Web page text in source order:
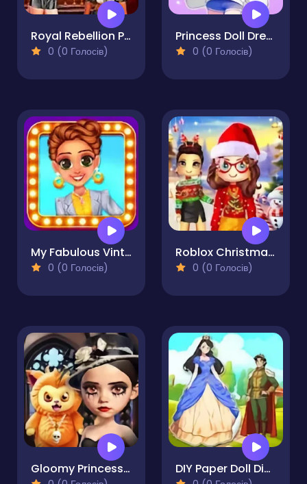
Royal Rebellion Punk Magic
0 (0 Голосів)
Princess Doll Dress Up Beauty
0 (0 Голосів)
My Fabulous Vintage Look
0 (0 Голосів)
Roblox Christmas Dressup
0 (0 Голосів)
Gloomy Princess Favorite Toy DIY Paper Doll Diary